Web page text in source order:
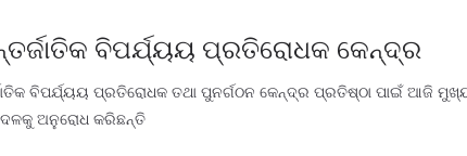
ବିପର୍ଯ୍ୟୟ ପ୍ରତିରୋଧକ କେନ୍ଦ୍ର
ବିପର୍ଯ୍ୟୟ ପ୍ରତିରୋଧକ ତଥା ପୁନର୍ଗଠନ କେନ୍ଦ୍ର ପ୍ରତିଷ୍ଠା ପାଇଁ ଆଜି
ଅନୁରୋଧ କରିଛନ୍ତି